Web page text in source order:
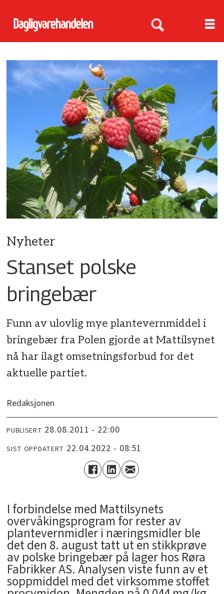
Nyheter
Stanset polske
bringebær
Funn av ulovlig mye plantevernmiddel i
bringebær fra Polen gjorde at Mattilsynet
nå har ilagt omsetningsforbud for det
aktuelle partiet.
Redaksjonen
PUBLISERT 28.08.2011 - 22:00
SIST OPPDATERT 22.04.2022 - 08:51
I forbindelse med Mattilsynets
overvåkingsprogram for rester av
plantevernmidler i næringsmidler ble
det den 8. august tatt ut en stikkprøve
av polske bringebær på lager hos Røra
Fabrikker AS. Analysen viste funn av et
soppmiddel med det virksomme stoffet